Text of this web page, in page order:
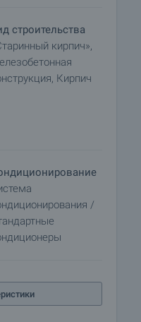
строительства
кирпич»,
Кирпич
/